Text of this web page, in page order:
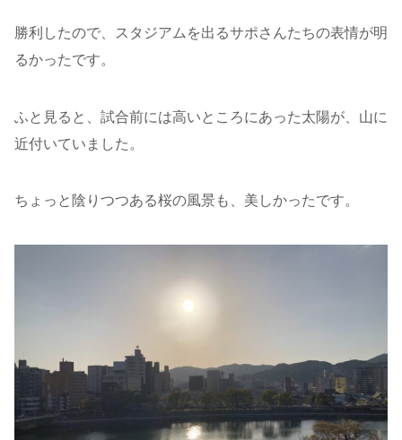
勝利したので、スタジアムを出るサポさんたちの表情が明
るかったです。
ふと見ると、試合前には高いところにあった太陽が、山に
近付いていました。
ちょっと陰りつつある桜の風景も、美しかったです。